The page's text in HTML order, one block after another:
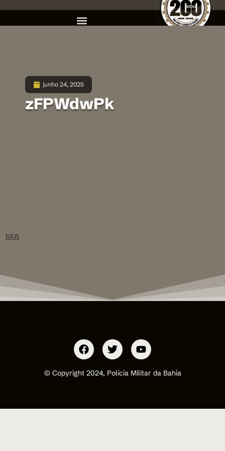
junho 24, 2025
zFPWdwPk
555
© Copyright 2024, Polícia Militar da Bahia